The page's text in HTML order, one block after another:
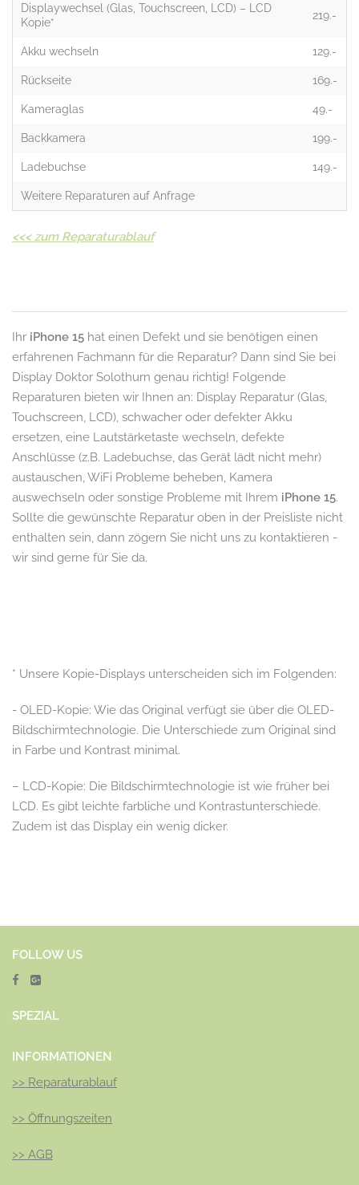
Displaywechsel (Glas, Touchscreen, LCD) – LCD
Kopie*
219.-
Akku wechseln 129.-
Rückseite 169.-
Kameraglas 49.-
Backkamera 199.-
Ladebuchse 149.-
Weitere Reparaturen auf Anfrage
<<< zum Reparaturablauf
Ihr iPhone 15 hat einen Defekt und sie benötigen einen
erfahrenen Fachmann für die Reparatur? Dann sind Sie bei
Display Doktor Solothurn genau richtig! Folgende
Reparaturen bieten wir Ihnen an: Display Reparatur (Glas,
Touchscreen, LCD), schwacher oder defekter Akku
ersetzen, eine Lautstärketaste wechseln, defekte
Anschlüsse (z.B. Ladebuchse, das Gerät lädt nicht mehr)
austauschen, WiFi Probleme beheben, Kamera
auswechseln oder sonstige Probleme mit Ihrem iPhone 15.
Sollte die gewünschte Reparatur oben in der Preisliste nicht
enthalten sein, dann zögern Sie nicht uns zu kontaktieren -
wir sind gerne für Sie da.
* Unsere Kopie-Displays unterscheiden sich im Folgenden:
- OLED-Kopie: Wie das Original verfügt sie über die OLED-
Bildschirmtechnologie. Die Unterschiede zum Original sind
in Farbe und Kontrast minimal.
– LCD-Kopie: Die Bildschirmtechnologie ist wie früher bei
LCD. Es gibt leichte farbliche und Kontrastunterschiede.
Zudem ist das Display ein wenig dicker.
FOLLOW US
SPEZIAL
INFORMATIONEN
>> Reparaturablauf
>> Öffnungszeiten
>> AGB